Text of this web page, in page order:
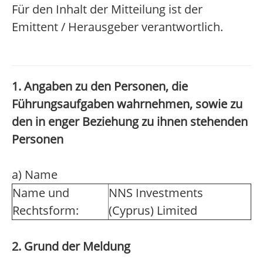
Für den Inhalt der Mitteilung ist der
Emittent / Herausgeber verantwortlich.
1. Angaben zu den Personen, die
Führungsaufgaben wahrnehmen, sowie zu
den in enger Beziehung zu ihnen stehenden
Personen
a) Name
Name und
Rechtsform:
NNS Investments
(Cyprus) Limited
2. Grund der Meldung